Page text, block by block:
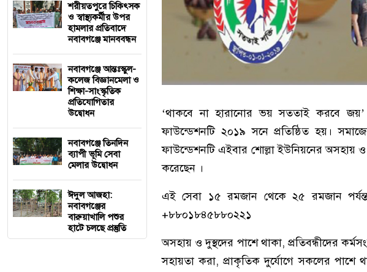
শরীয়তপুরে চিকিৎসক
ও স্বাস্থ্যকর্মীর উপর
হামলার প্রতিবাদে
নবাবগঞ্জে মানববন্ধন
নবাবগঞ্জে আন্তঃস্কুল-
কলেজ বিজ্ঞানমেলা ও
শিক্ষা-সাংস্কৃতিক
প্রতিযোগিতার
উদ্বোধন
নবাবগঞ্জে তিনদিন
ব্যাপী ভূমি সেবা
মেলার উদ্বোধন
ঈদুল আজহা:
নবাবগঞ্জের
বারুয়াখালি পশুর
হাটে চলছে প্রস্তুতি
‘থাকবে না হারানোর ভয় সততাই করবে জয়’
ফাউন্ডেশনটি ২০১৯ সনে প্রতিষ্ঠিত হয়।
ফাউন্ডেশনটি এইবার শোল্লা ইউনিয়নের অসহায়
করেছেন ।
এই সেবা ১৫ রমজান থেকে ২৫ রমজান
+৮৮০১৮৪৫৮৮০২২১
অসহায় ও দুস্থদের পাশে থাকা, প্রতিবন্ধীদের
সহায়তা করা, প্রাকৃতিক দুর্যোগে সকলের পাশে